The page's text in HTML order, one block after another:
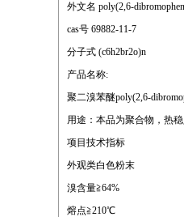
外文名 poly(2,6-
cas号 69882-11-7
分子式 (c6h2br2o)n
产品名称:
聚二溴苯醚poly(2,6-
用途：本品为聚合物，热
项目技术指标
外观类白色粉末
溴含量≧64%
熔点≧210℃